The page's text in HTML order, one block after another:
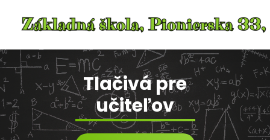
content
Tlačivá pre
učiteľov